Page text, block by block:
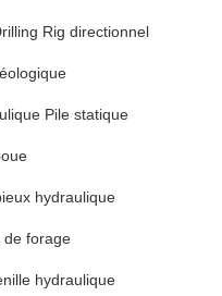
Rig directionnel
Pile statique
hydraulique
de forage
hydraulique